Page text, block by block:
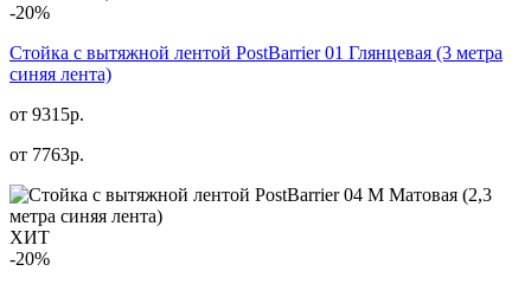
-20%
Стойка с вытяжной лентой PostBarrier 01 Глянцевая (3 метра
синяя лента)
от 9315р.
от 7763р.
ХИТ
-20%